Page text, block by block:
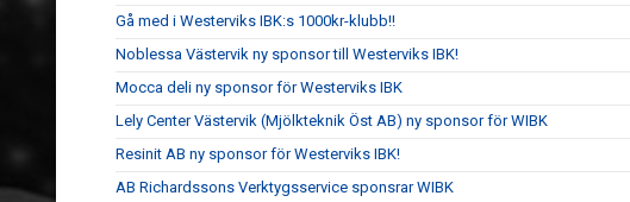
Gå med i Westerviks IBK:s 1000kr-klubb!!
Noblessa Västervik ny sponsor till Westerviks IBK!
Mocca deli ny sponsor för Westerviks IBK
Lely Center Västervik (Mjölkteknik Öst AB) ny sponsor för WIBK
Resinit AB ny sponsor för Westerviks IBK!
AB Richardssons Verktygsservice sponsrar WIBK